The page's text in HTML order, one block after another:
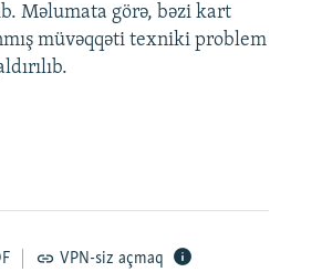
Məlumata görə, bəzi kart
müvəqqəti texniki problem
VPN-siz açmaq